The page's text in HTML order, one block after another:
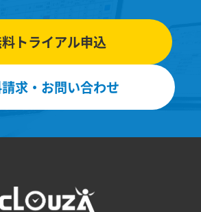
トライアル申込
求・お問い合わせ